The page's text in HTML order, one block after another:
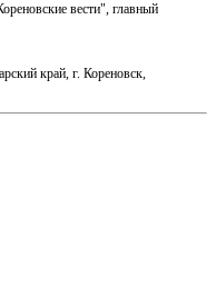
вести", главный
край, г. Кореновск,